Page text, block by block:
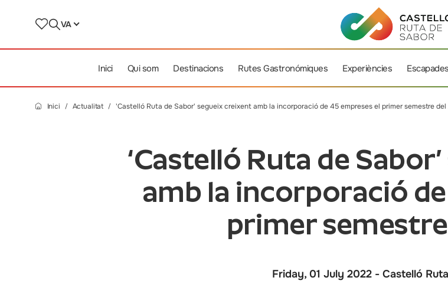
VA
Inici Qui som Destinacions Rutes Gastronómiques Experiències Escapades
Inici Actualitat 'Castelló Ruta de Sabor' segueix creixent amb la incorporació de 45 empreses el primer semestre
‘Castelló Ruta de
amb la incorporació
primer
Friday, 01 July 2022 - Castelló